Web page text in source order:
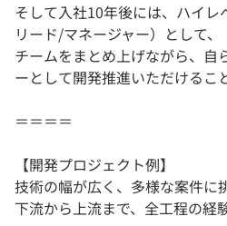
そして入社10年後には、ハイレ
リード/マネージャー）として、
チームをまとめ上げながら、自
ーとして開発推進いただけるこ
＝＝＝＝
【開発プロジェクト例】
技術の幅が広く、多様な案件に
下流から上流まで、全工程の